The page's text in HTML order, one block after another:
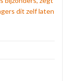
dit zelf laten